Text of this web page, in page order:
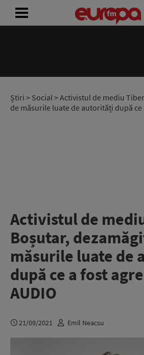
Știri > Social> Activistul de mediu
de măsurile luate de autorități după ce
Activistul de
Boșutar,
măsurile luate de
după ce a fost
AUDIO
21/09/2021 Emil Neacsu
RADIO